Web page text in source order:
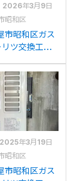
2026年3月9日
昭和区
市昭和区ガス
ツ交換工事
からノー
BLへ
2025年3月19日
昭和区
市昭和区ガス